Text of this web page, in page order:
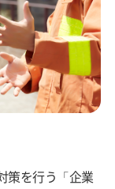
策を行う「企業